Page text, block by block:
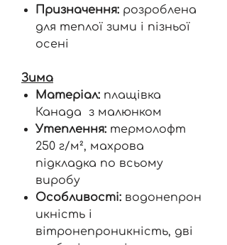
Призначення: розроблена
для теплої зими і пізньої
осені
Зима
Матеріал: плащівка
Канада з малюнком
Утеплення: термолофт
250 г/м², махрова
підкладка по всьому
виробу
Особливості: водонепрон
икність і
вітронепроникність, дві